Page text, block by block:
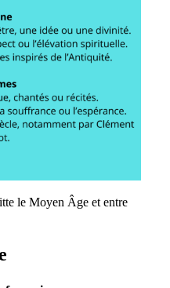
le Moyen Âge et entre